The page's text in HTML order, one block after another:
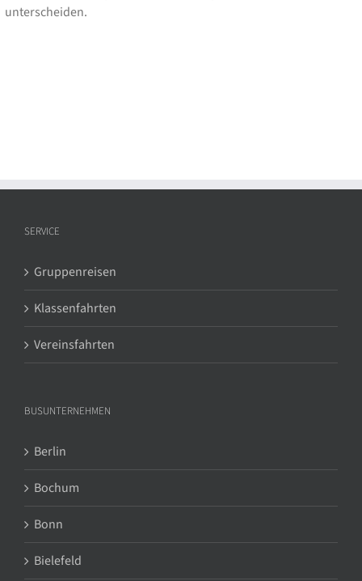
unterscheiden.
SERVICE
Gruppenreisen
Klassenfahrten
Vereinsfahrten
BUSUNTERNEHMEN
Berlin
Bochum
Bonn
Bielefeld